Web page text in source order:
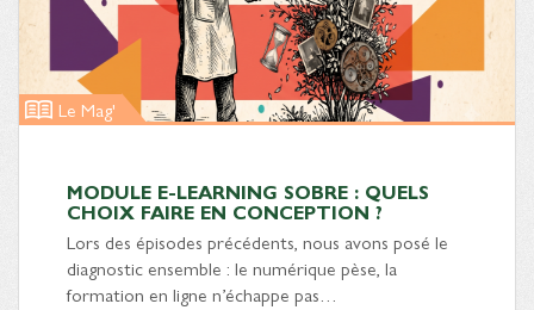
Le Mag'
MODULE E-LEARNING SOBRE : QUELS
CHOIX FAIRE EN CONCEPTION ?
Lors des épisodes précédents, nous avons posé le
diagnostic ensemble : le numérique pèse, la
formation en ligne n’échappe pas…